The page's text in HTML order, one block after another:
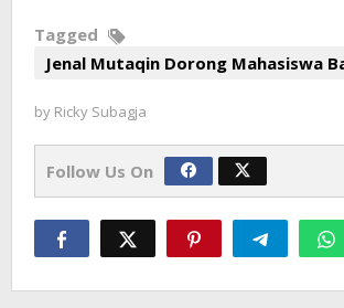
Tagged
Jenal Mutaqin Dorong Mahasiswa
by Ricky Subagja
Follow Us On